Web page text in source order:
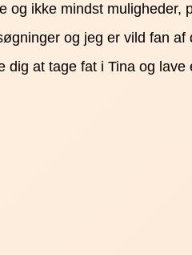
ikke mindst muligheder,
og jeg er vild fan
at tage fat i Tina og